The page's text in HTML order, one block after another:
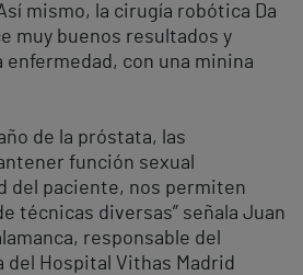
mismo, la cirugía robótica Da
muy buenos resultados y
con una minina
de la próstata, las
función sexual
del paciente, nos permiten
técnicas diversas” señala Juan
responsable del
Hospital Vithas Madrid